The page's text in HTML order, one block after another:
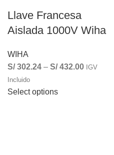
Llave Francesa
Aislada 1000V Wiha
WIHA
S/302.24 – S/432.00 IGV
Incluido
Select options